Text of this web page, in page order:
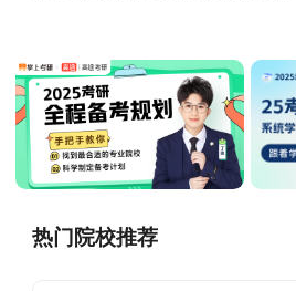
热门院校推荐